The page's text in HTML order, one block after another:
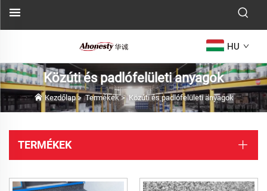
HU
Közúti és padlófelületi anyagok
Kezdőlap>Termékek>Közúti és padlófelületi anyagok
TERMÉKEK